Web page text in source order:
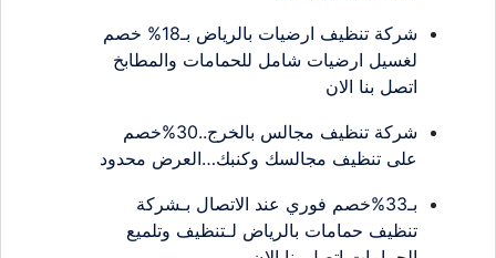
شركة تنظيف ارضيات بالرياض بـ18% خصم
لغسيل ارضيات شامل للحمامات والمطابخ
اتصل بنا الان
شركة تنظيف مجالس بالخرج..30%خصم
على تنظيف مجالسك وكنبك…العرض محدود
بـ33%خصم فوري عند الاتصال بـشركة
تنظيف حمامات بالرياض لـتنظيف وتلميع